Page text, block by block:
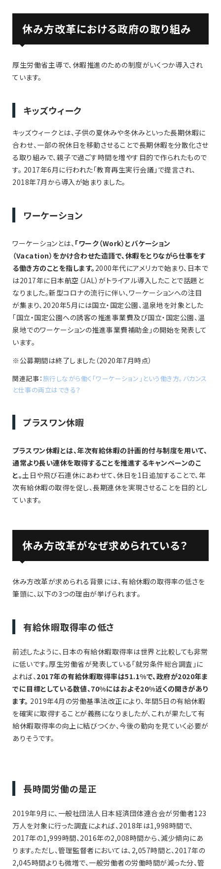
休み方改革における政府の取り組み
厚生労働省主導で、休暇推進のための制度がいくつか導入され
ています。
キッズウィーク
キッズウィークとは、子供の夏休みや冬休みといった長期休暇に
合わせ、一部の祝休日を移動させることで長期休暇を分散化させ
る取り組みで、親子で過ごす時間を増やす目的で作られたもので
す。 2017年6月に行われた「教育再生実行会議」で提言され、
2018年7月から導入が始まりました。
ワーケーション
ワーケーションとは、 「ワーク（Work）とバケーション
（Vacation）をかけ合わせた造語で、休暇をとりながら仕事をす
る働き方のことを指します。 2000年代にアメリカで始まり、日本で
は2017年に日本航空（JAL）がトライアル導入したことで話題と
なりました。新型コロナの流行に伴い、ワーケーションへの注目
が集まり、2020年5月には国立・国定公園、温泉地を対象とした
「国立・国定公園への誘客の推進事業費及び国立・国定公園、温
泉地でのワーケーションの推進事業費補助金」の開始を発表して
います。
※公募期間は終了しました（2020年7月時点）
関連記事：旅行しながら働く「ワーケーション」という働き方。バカンス
と仕事の両立はできる？
プラスワン休暇
プラスワン休暇とは、年次有給休暇の計画的付与制度を用いて、
通常より長い連休を取得することを推進するキャンペーンのこ
と。土日や飛び石連休にあわせて、休日を1日追加することで、年
次有給休暇の取得を促し、長期連休を実現させることを目的とし
ています。
休み方改革がなぜ求められている？
休み方改革が求められる背景には、有給休暇の取得率の低さを
筆頭に、以下の3つの理由が挙げられます。
有給休暇取得率の低さ
前述したように、日本の有給休暇取得率は世界と比較しても非常
に低いです。厚生労働省が発表している「就労条件総合調査」に
よれば、 2017年の有給休暇取得率は51.1%で、政府が2020年ま
でに目標としている数値、70%にはおよそ20%近くの開きがあり
ます。 2019年4月の労働基準法改正により、年間5日の有給休暇
を確実に取得することが義務になりましたが、これが果たして有
給休暇取得率の向上に結びつくか、今後の動向を見ていく必要が
ありそうです。
長時間労働の是正
2019年9月に、一般社団法人日本経済団体連合会が労働者123
万人を対象に行った調査によれば、2018年は1,998時間で、
2017年の1,999時間、2016年の2,008時間から、減少傾向にあ
ります。ただし、管理監督者においては、2,057時間と、2017年の
2,045時間よりも微増で、一般労働者の労働時間が減った分、管